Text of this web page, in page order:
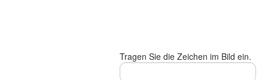
Tragen Sie die Zeichen im Bild ein.